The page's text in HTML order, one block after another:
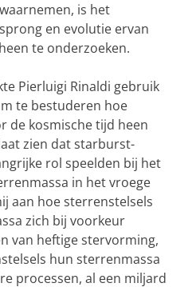
is het
en evolutie ervan
te onderzoeken.
Pierluigi Rinaldi gebruik
te bestuderen hoe
de kosmische tijd heen
zien dat starburst-
rol speelden bij het
in het vroege
aan hoe sterrenstelsels
zich bij voorkeur
van heftige stervorming,
hun sterrenmassa
processen, al een miljard